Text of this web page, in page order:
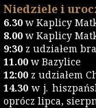
Niedziele i
6.30 w Kaplicy
8.00 w Kaplicy
9:30 z udziałem
11.00 w Bazylice
12:00 z udziałem
14.30 w j.
oprócz lipca,